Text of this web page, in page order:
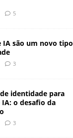
5
IA são um novo tipo
3
identidade para
IA: o desafio da
3